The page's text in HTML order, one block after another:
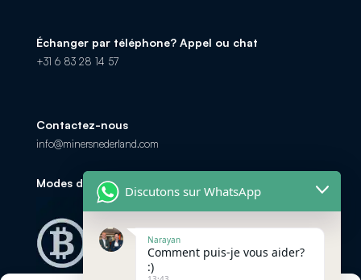
Échanger par téléphone? Appel ou chat
+31 6 83 28 14 57
Contactez-nous
info@minersnederland.com
Modes de paiement
Discutons sur WhatsApp
Narayan
Comment puis-je vous aider?
:)